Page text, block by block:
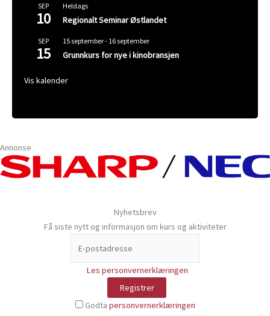
SEP
10
Heldags
Regionalt Seminar Østlandet
SEP
15
15 september- 16 september
Grunnkurs for nye i kinobransjen
Vis kalender
Annonse
Nyhetsbrev
Få siste nytt og informasjon om kurs og aktiviteter
Les personvernerklæringen
Godta personvernerklæringen